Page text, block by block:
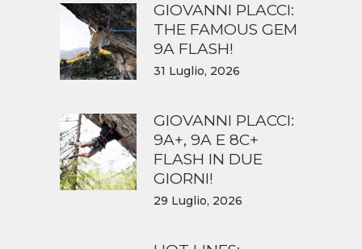
GIOVANNI PLACCI:
THE FAMOUS GEM
9A FLASH!
31 Luglio, 2026
GIOVANNI PLACCI:
9A+, 9A E 8C+
FLASH IN DUE
GIORNI!
29 Luglio, 2026